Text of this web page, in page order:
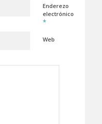
Enderezo
electrónico
*
Web